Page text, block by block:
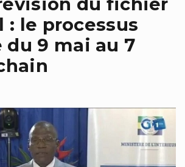
: le processus
du 9 mai au 7